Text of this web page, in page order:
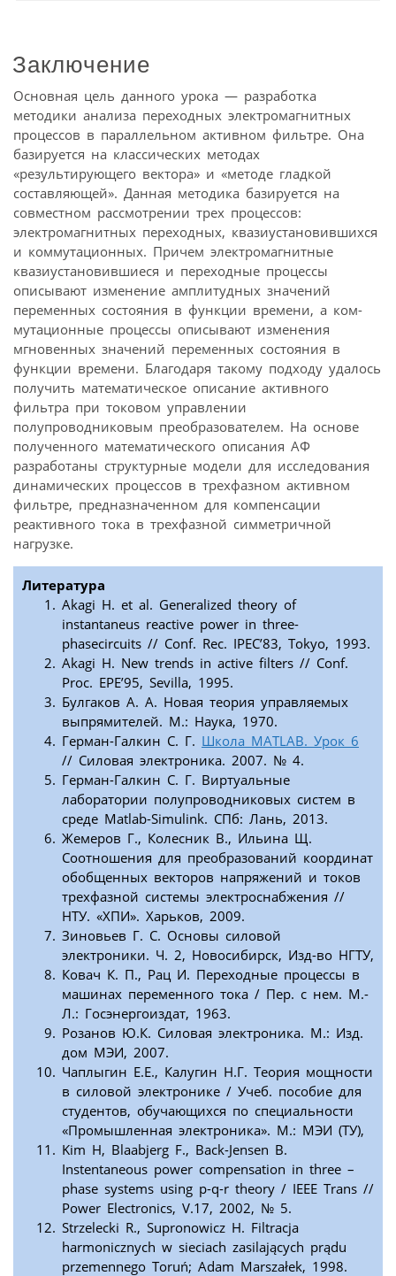
Заключение
Основная цель данного урока — разработка
методики анализа переходных электромагнитных
процессов в параллельном активном фильтре. Она
базируется на классических методах
«результирующего вектора» и «методе гладкой
составляющей». Данная методика базируется на
совместном рассмотрении трех процессов:
электромагнитных переходных, квазиустановившихся
и коммутационных. Причем электромагнитные
квазиустановившиеся и переходные процессы
описывают изменение амплитудных значений
переменных состояния в функции времени, а ком­
мутационные процессы описывают изменения
мгновенных значений переменных состояния в
функции времени. Благодаря такому подходу удалось
получить математическое описание активного
фильтра при токовом управлении
полупроводниковым преобразователем. На основе
полученного математического описания АФ
разработаны структурные модели для исследования
динамических процессов в трехфазном активном
фильтре, предназначенном для компенсации
реактивного тока в трехфазной симметричной
нагрузке.
Литература
Akagi H. et al. Generalized theory of
instantaneus reactive power in three-
phasecircuits // Conf. Rec. IPEC’83, Tokyo, 1993.
Akagi H. New trends in active filters // Conf.
Proc. EPE’95, Sevilla, 1995.
Булгаков А. А. Новая теория управляемых
выпрямителей. М.: Наука, 1970.
Герман-Галкин С. Г. Школа MATLAB. Урок 6
// Силовая электроника. 2007. № 4.
Герман-Галкин С. Г. Виртуальные
лаборатории полупроводниковых систем в
среде Matlab-Simulink. СПб: Лань, 2013.
Жемеров Г., Колесник В., Ильина Щ.
Соотношения для преобразований координат
обобщенных векторов напряжений и токов
трехфазной системы электроснабжения //
НТУ. «ХПИ». Харьков, 2009.
Зиновьев Г. С. Основы силовой
электроники. Ч. 2, Новосибирск, Изд-во НГТУ,
Ковач К. П., Рац И. Переходные процессы в
машинах переменного тока / Пер. с нем. М.-
Л.: Госэнергоиздат, 1963.
Розанов Ю.К. Силовая электроника. М.: Изд.
дом МЭИ, 2007.
Чаплыгин Е.Е., Калугин Н.Г. Теория мощности
в силовой электронике / Учеб. пособие для
студентов, обучающихся по специальности
«Промышленная электроника». М.: МЭИ (ТУ),
Kim H, Blaabjerg F., Back-Jensen B.
Instentaneous power compensation in three –
phase systems using p-q-r theory / IEEE Trans //
Power Electronics, V.17, 2002, № 5.
Strzelecki R., Supronowicz H. Filtracja
harmonicznych w sieciach zasilających prądu
przemennego Toruń; Adam Marszałek, 1998.